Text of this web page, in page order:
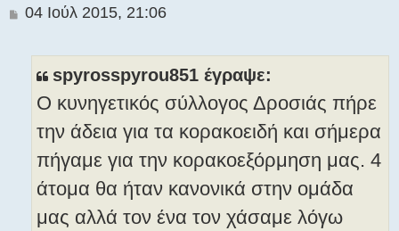
Δ
04 Ιούλ 2015, 21:06
spyrosspyrou851 έγραψε:
Ο κυνηγετικός σύλλογος Δροσιάς πήρε
την άδεια για τα κορακοειδή και σήμερα
πήγαμε για την κορακοεξόρμηση μας. 4
άτομα θα ήταν κανονικά στην ομάδα
μας αλλά τον ένα τον χάσαμε λόγω